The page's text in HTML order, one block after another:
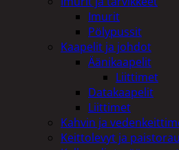
Imurit
Pölypussit
Kaapelit ja johdot
Äänikaapelit
Liittimet
Datakaapelit
Liittimet
Kahvin ja
Keittolevyt ja